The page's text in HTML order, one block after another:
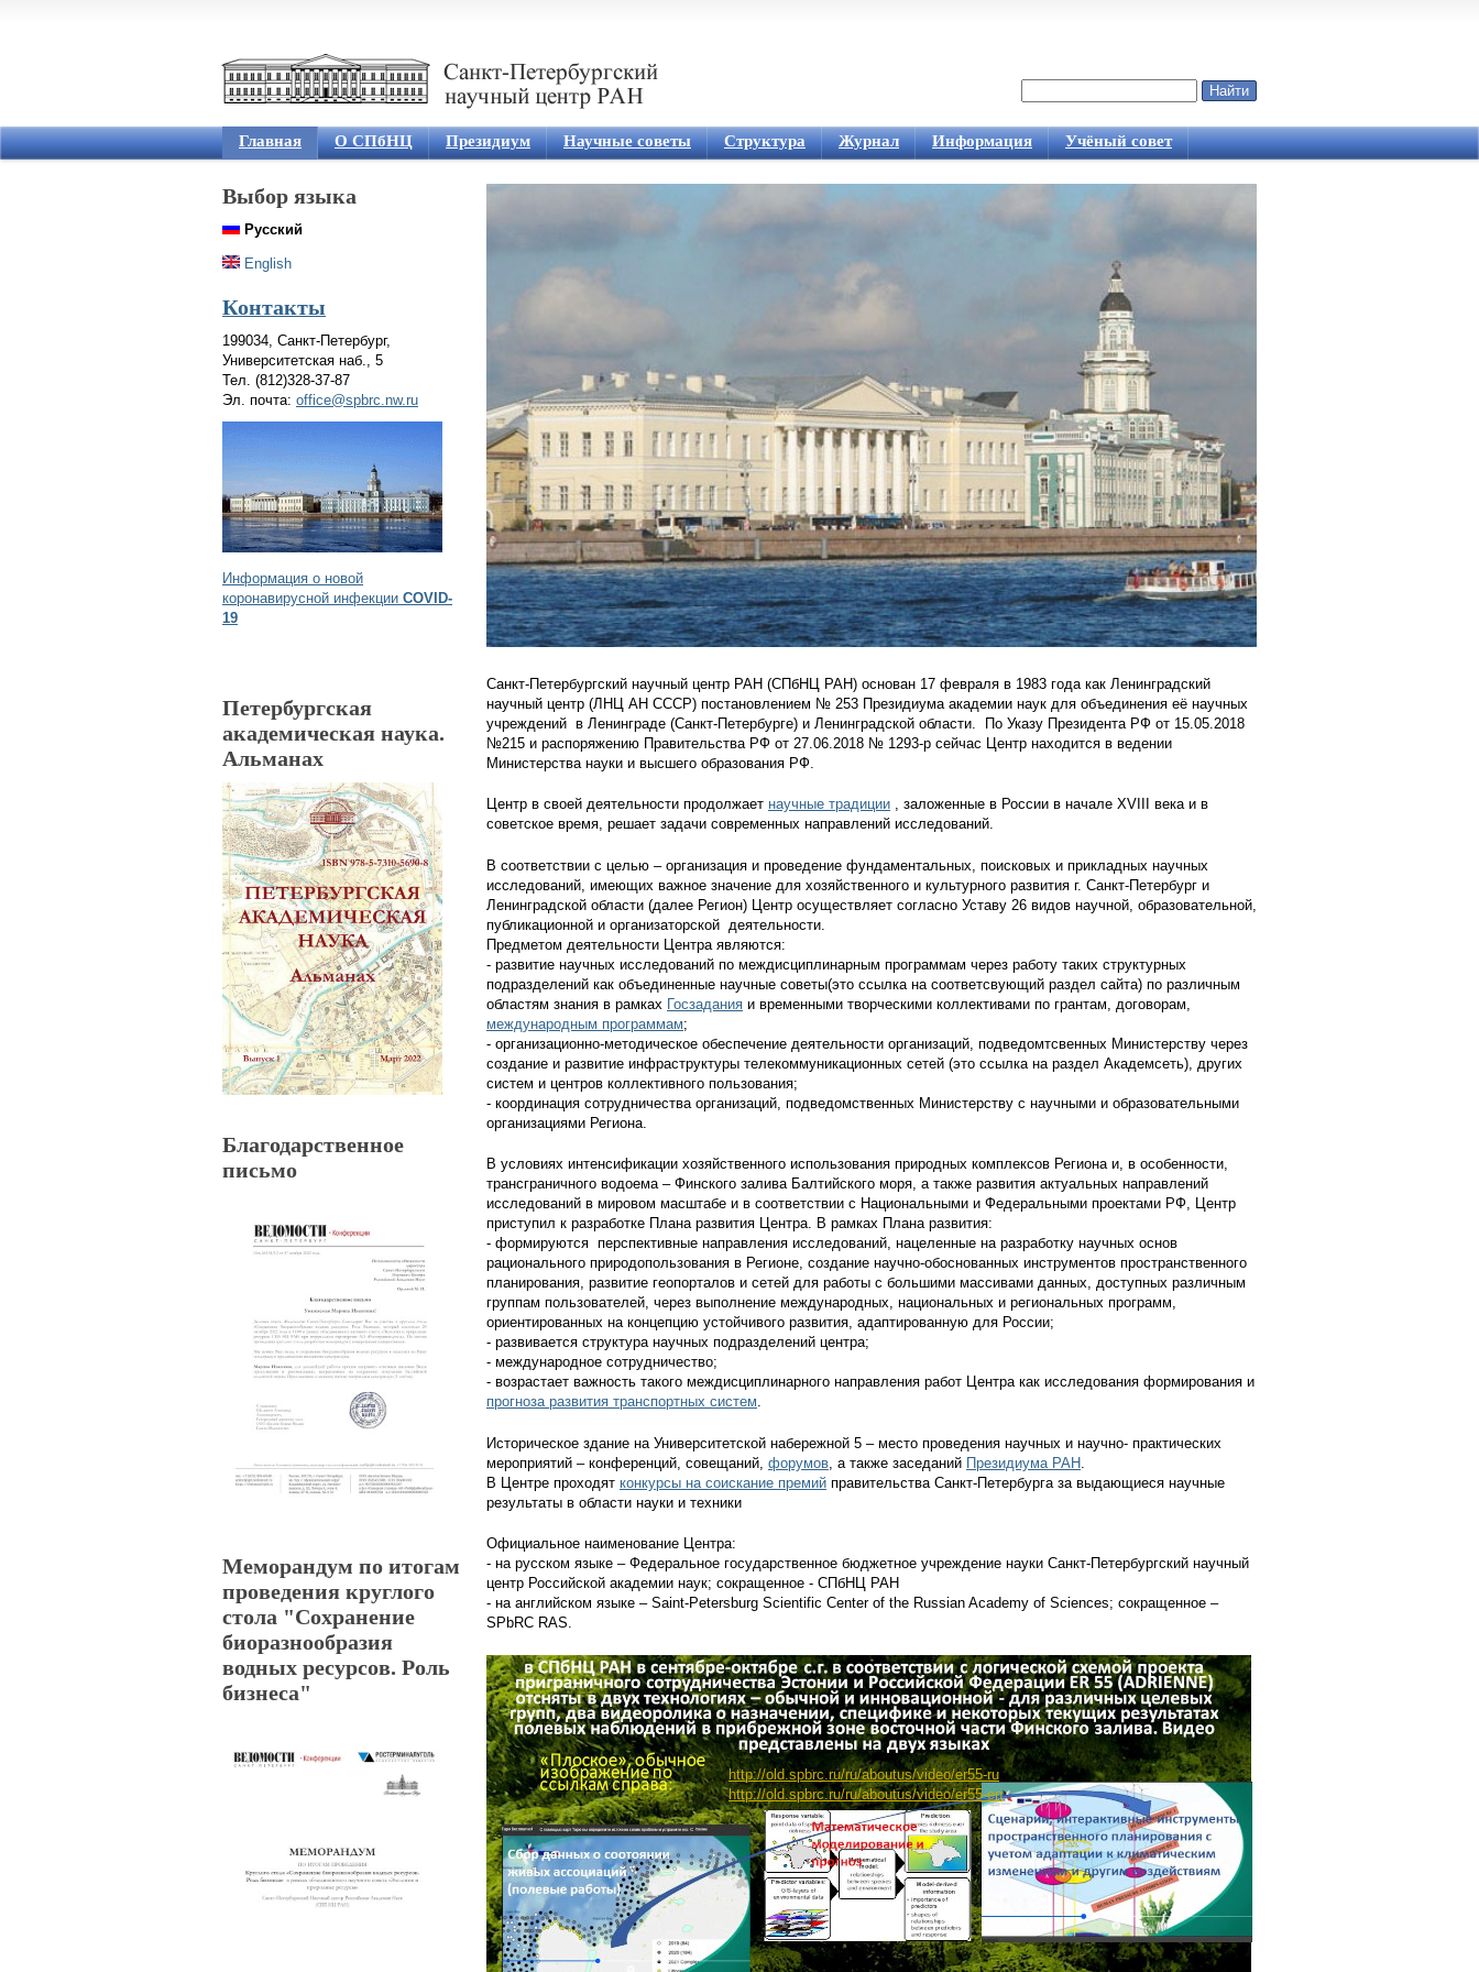
Форма поиска
Главная О СПбНЦ Президиум Научные советы Структура Журнал Информация Учёный совет
Санкт-Петербургский научный центр РАН (СПбНЦ РАН) основан 17 февраля в 1983 года как Ленинградский
научный центр (ЛНЦ АН СССР) постановлением № 253 Президиума академии наук для объединения её научных
учреждений в Ленинграде (Санкт-Петербурге) и Ленинградской области. По Указу Президента РФ от 15.05.2018
№215 и распоряжению Правительства РФ от 27.06.2018 № 1293-р сейчас Центр находится в ведении
Министерства науки и высшего образования РФ.
Центр в своей деятельности продолжает научные традиции , заложенные в России в начале XVIII века и в
советское время, решает задачи современных направлений исследований.
В соответствии с целью – организация и проведение фундаментальных, поисковых и прикладных научных
исследований, имеющих важное значение для хозяйственного и культурного развития г. Санкт-Петербург и
Ленинградской области (далее Регион) Центр осуществляет согласно Уставу 26 видов научной, образовательной,
публикационной и организаторской деятельности.
Предметом деятельности Центра являются:
- развитие научных исследований по междисциплинарным программам через работу таких структурных
подразделений как объединенные научные советы(это ссылка на соответсвующий раздел сайта) по различным
областям знания в рамках Госзадания и временными творческими коллективами по грантам, договорам,
международным программам;
- организационно-методическое обеспечение деятельности организаций, подведомтсвенных Министерству через
создание и развитие инфраструктуры телекоммуникационных сетей (это ссылка на раздел Академсеть), других
систем и центров коллективного пользования;
- координация сотрудничества организаций, подведомственных Министерству с научными и образовательными
организациями Региона.
В условиях интенсификации хозяйственного использования природных комплексов Региона и, в особенности,
трансграничного водоема – Финского залива Балтийского моря, а также развития актуальных направлений
исследований в мировом масштабе и в соответствии с Национальными и Федеральными проектами РФ, Центр
приступил к разработке Плана развития Центра. В рамках Плана развития:
- формируются перспективные направления исследований, нацеленные на разработку научных основ
рационального природопользования в Регионе, создание научно-обоснованных инструментов пространственного
планирования, развитие геопорталов и сетей для работы с большими массивами данных, доступных различным
группам пользователей, через выполнение международных, национальных и региональных программ,
ориентированных на концепцию устойчивого развития, адаптированную для России;
- развивается структура научных подразделений центра;
- международное сотрудничество;
- возрастает важность такого междисциплинарного направления работ Центра как исследования формирования и
прогноза развития транспортных систем.
Историческое здание на Университетской набережной 5 – место проведения научных и научно- практических
мероприятий – конференций, совещаний, форумов , а также заседаний Президиума РАН
В Центре проходят конкурсы на соискание премий правительства Санкт-Петербурга за выдающиеся научные
результаты в области науки и техники
Официальное наименование Центра:
- на русском языке – Федеральное государственное бюджетное учреждение науки Санкт-Петербургский научный
центр Российской академии наук; сокращенное - СПбНЦ РАН
- на английском языке – Saint-Petersburg Scientific Center of the Russian Academy of Sciences; сокращенное –
SPbRC RAS.
http://old.spbrc.ru/ru/aboutus/video/er55-ru
http://old.spbrc.ru/ru/aboutus/video/er55-en
Выбор языка
Русский
English
Контакты
199034, Санкт-Петербург,
Университетская наб., 5
Тел. (812)328-37-87
Эл. почта: office@spbrc.nw.ru
Информация о новой
коронавирусной инфекции COVID-
19
Петербургская
академическая наука.
Альманах
Благодарственное
письмо
Меморандум по итогам
проведения круглого
стола "Сохранение
биоразнообразия
водных ресурсов. Роль
бизнеса"